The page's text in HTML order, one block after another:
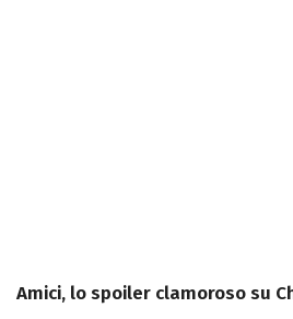
Amici, lo spoiler clamoroso su